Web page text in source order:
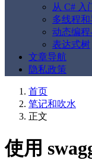
从 C# 入
多线程
动态编
表达式树
文章导航
隐私政策
首页
笔记和吹水
正文
使用